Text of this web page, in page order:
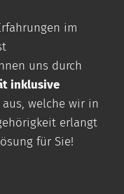
im
uns durch
inklusive
aus, welche wir in
erlangt
für Sie!